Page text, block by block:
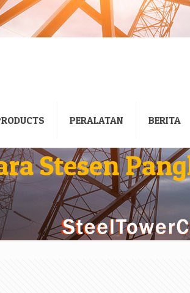
PERALATAN BERITA
Stesen